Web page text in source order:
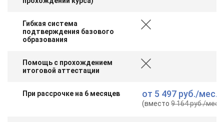
Гибкая система
подтверждения базового
образования
Помощь с прохождением
итоговой аттестации
При рассрочке на 6 месяцев от 5 497 руб./мес.
(вместо9 164 руб./мес.